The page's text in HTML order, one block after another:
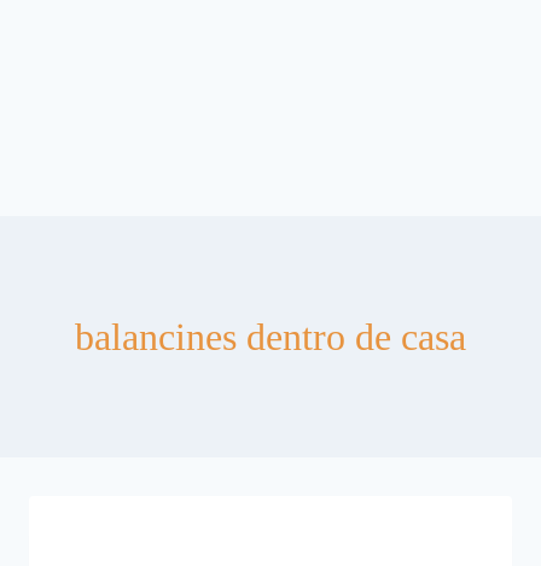
balancines dentro de casa